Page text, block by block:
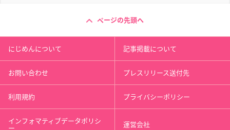
ページの先頭へ
にじめんについて 記事掲載について
お問い合わせ プレスリリース送付先
利用規約 プライバシーポリシー
インフォマティブデータポリシ
ー 運営会社